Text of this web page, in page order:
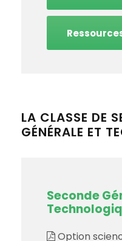
LA CLASSE DE
GÉNÉRALE ET
Seconde
Option